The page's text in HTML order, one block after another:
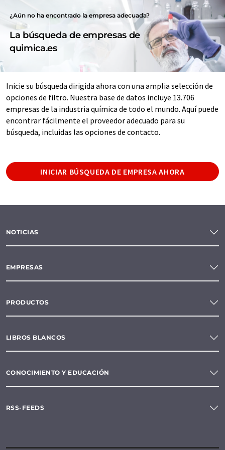
¿Aún no ha encontrado la empresa adecuada?
La búsqueda de empresas de
quimica.es
Inicie su búsqueda dirigida ahora con una amplia selección de
opciones de filtro. Nuestra base de datos incluye 13.706
empresas de la industria química de todo el mundo. Aquí puede
encontrar fácilmente el proveedor adecuado para su
búsqueda, incluidas las opciones de contacto.
INICIAR BÚSQUEDA DE EMPRESA AHORA
NOTICIAS
EMPRESAS
PRODUCTOS
LIBROS BLANCOS
CONOCIMIENTO Y EDUCACIÓN
RSS-FEEDS